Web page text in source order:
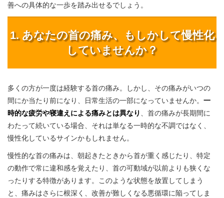
善への具体的な一歩を踏み出せるでしょう。
1. あなたの首の痛み、もしかして慢性化
していませんか？
多くの方が一度は経験する首の痛み。しかし、その痛みがいつの
間にか当たり前になり、日常生活の一部になっていませんか。 一
時的な疲労や寝違えによる痛みとは異なり 、首の痛みが長期間に
わたって続いている場合、それは単なる一時的な不調ではなく、
慢性化しているサインかもしれません。
慢性的な首の痛みは、朝起きたときから首が重く感じたり、特定
の動作で常に違和感を覚えたり、首の可動域が以前よりも狭くな
ったりする特徴があります。このような状態を放置してしまう
と、痛みはさらに根深く、改善が難しくなる悪循環に陥ってしま